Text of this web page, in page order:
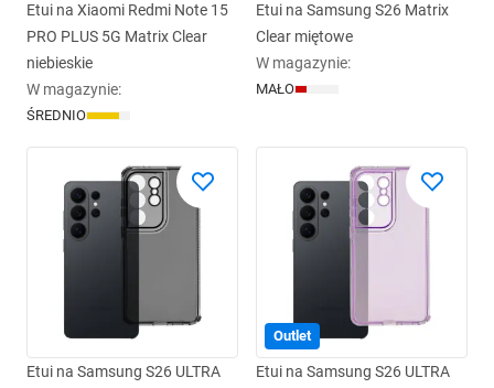
Etui na Xiaomi Redmi Note 15
PRO PLUS 5G Matrix Clear
niebieskie
W magazynie:
ŚREDNIO
Etui na Samsung S26 Matrix
Clear miętowe
W magazynie:
MAŁO
Etui na Samsung S26 ULTRA
Outlet
Etui na Samsung S26 ULTRA